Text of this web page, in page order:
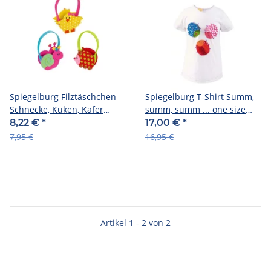
Spiegelburg Filztäschchen
Schnecke, Küken, Käfer
Summ, summ, ..., sort.
8,22 € *
7,95 €
Spiegelburg T-Shirt Summ,
summ, summ ... one size
(Gr. 104/116)
17,00 € *
16,95 €
Artikel 1 - 2 von 2